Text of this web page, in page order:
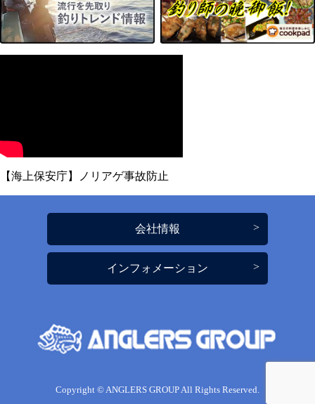
【海上保安庁】ノリアゲ事故防止
会社情報
インフォメーション
Copyright © ANGLERS GROUP All Rights Reserved.